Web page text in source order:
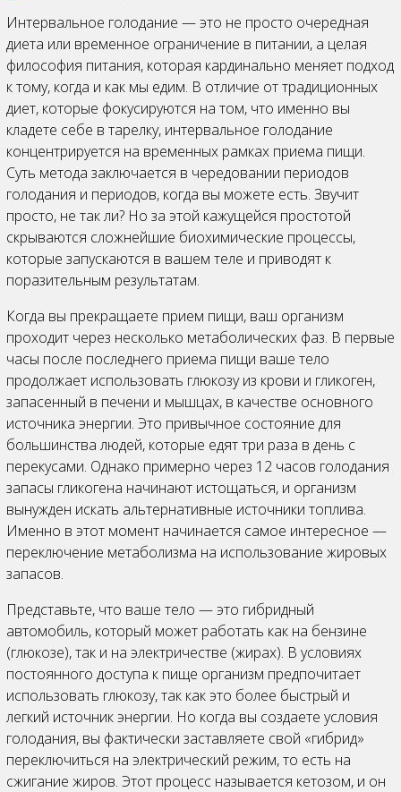
Интервальное голодание — это не просто очередная
диета или временное ограничение в питании, а целая
философия питания, которая кардинально меняет подход
к тому, когда и как мы едим. В отличие от традиционных
диет, которые фокусируются на том, что именно вы
кладете себе в тарелку, интервальное голодание
концентрируется на временных рамках приема пищи.
Суть метода заключается в чередовании периодов
голодания и периодов, когда вы можете есть. Звучит
просто, не так ли? Но за этой кажущейся простотой
скрываются сложнейшие биохимические процессы,
которые запускаются в вашем теле и приводят к
поразительным результатам.
Когда вы прекращаете прием пищи, ваш организм
проходит через несколько метаболических фаз. В первые
часы после последнего приема пищи ваше тело
продолжает использовать глюкозу из крови и гликоген,
запасенный в печени и мышцах, в качестве основного
источника энергии. Это привычное состояние для
большинства людей, которые едят три раза в день с
перекусами. Однако примерно через 12 часов голодания
запасы гликогена начинают истощаться, и организм
вынужден искать альтернативные источники топлива.
Именно в этот момент начинается самое интересное —
переключение метаболизма на использование жировых
запасов.
Представьте, что ваше тело — это гибридный
автомобиль, который может работать как на бензине
(глюкозе), так и на электричестве (жирах). В условиях
постоянного доступа к пище организм предпочитает
использовать глюкозу, так как это более быстрый и
легкий источник энергии. Но когда вы создаете условия
голодания, вы фактически заставляете свой «гибрид»
переключиться на электрический режим, то есть на
сжигание жиров. Этот процесс называется кетозом, и он